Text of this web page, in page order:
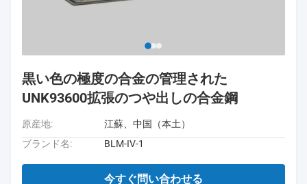
黒い色の極度の合金の管理された
UNK93600拡張のつや出しの合金鋼
原産地:
江蘇、中国（本土）
ブランド名:
BLM-IV-1
今すぐ問い合わせる